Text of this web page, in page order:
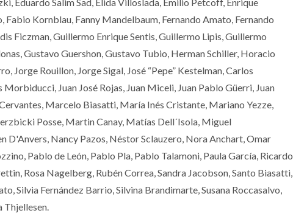
Kornblau, Fanny Mandelbaum, Fernando Amato, Fernando
Ficzman, Guillermo Enrique Sentis, Guillermo Lipis, Guillermo
Gustavo Guershon, Gustavo Tubio, Herman Schiller, Horacio
Jorge Rouillon, Jorge Sigal, José “Pepe” Kestelman, Carlos
Juan José Rojas, Juan Miceli, Juan Pablo Güerri, Juan
Marcelo Biasatti, María Inés Cristante, Mariano Yezze,
Posse, Martin Canay, Matías Dell´Isola, Miguel
D'Anvers, Nancy Pazos, Néstor Sclauzero, Nora Anchart, Omar
Pablo de León, Pablo Pla, Pablo Talamoni, Paula García, Ricardo
Rosa Nagelberg, Rubén Correa, Sandra Jacobson, Santo Biasatti,
Silvia Fernández Barrio, Silvina Brandimarte, Susana Roccasalvo,
Thjellesen.